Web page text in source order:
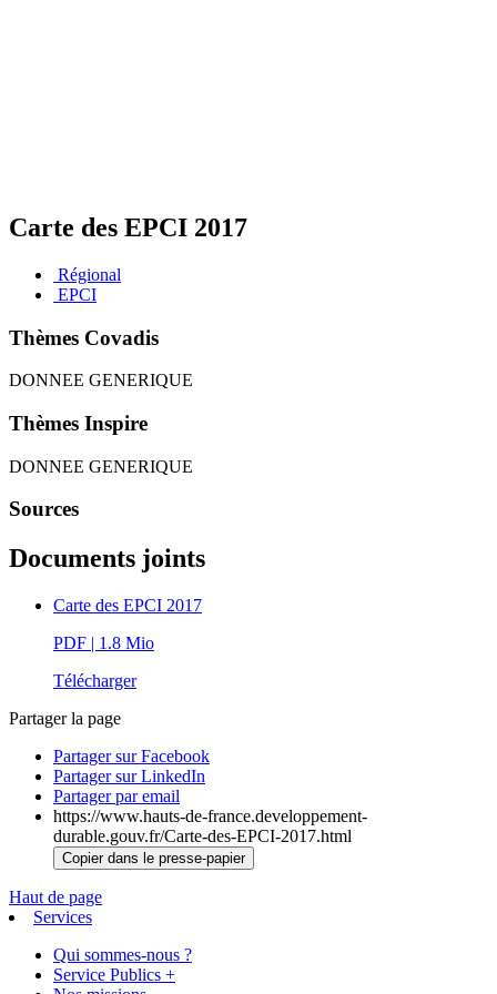
Carte des EPCI 2017
Régional
EPCI
Thèmes Covadis
DONNEE GENERIQUE
Thèmes Inspire
DONNEE GENERIQUE
Sources
Documents joints
Carte des EPCI 2017
PDF | 1.8 Mio
Télécharger
Partager la page
Partager sur Facebook
Partager sur LinkedIn
Partager par email
https://www.hauts-de-france.developpement-
durable.gouv.fr/Carte-des-EPCI-2017.html
Copier dans le presse-papier
Haut de page
Services
Qui sommes-nous ?
Service Publics +